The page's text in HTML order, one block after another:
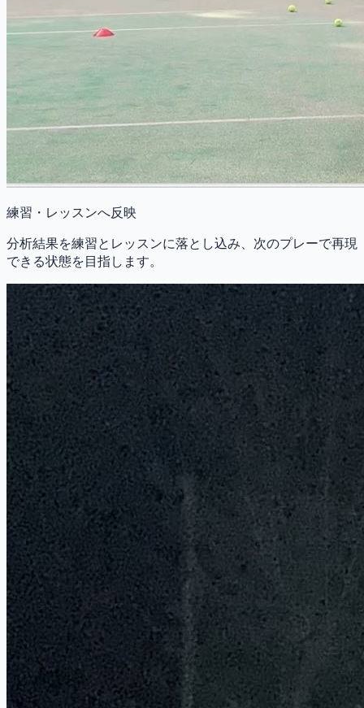
練習・レッスンへ反映
分析結果を練習とレッスンに落とし込み、次のプレーで再現
できる状態を目指します。